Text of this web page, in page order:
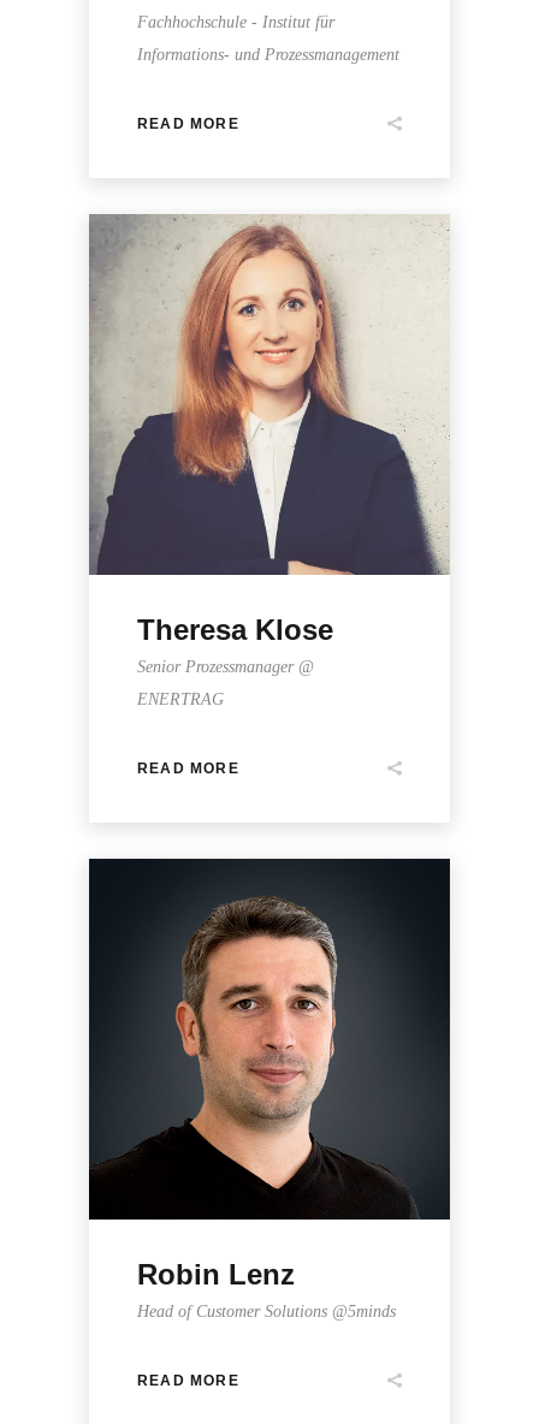
Fachhochschule - Institut für
Informations- und Prozessmanagement
READ MORE
Theresa Klose
Senior Prozessmanager @
ENERTRAG
READ MORE
Robin Lenz
Head of Customer Solutions @5minds
READ MORE